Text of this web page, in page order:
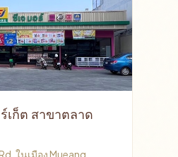
ร์เก็ต สาขาตลาด
ในเมือง Mueang